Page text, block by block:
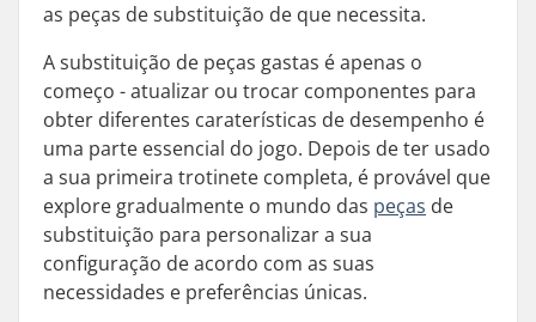
as peças de substituição de que necessita.
A substituição de peças gastas é apenas o
começo - atualizar ou trocar componentes para
obter diferentes caraterísticas de desempenho é
uma parte essencial do jogo. Depois de ter usado
a sua primeira trotinete completa, é provável que
explore gradualmente o mundo das peças de
substituição para personalizar a sua
configuração de acordo com as suas
necessidades e preferências únicas.